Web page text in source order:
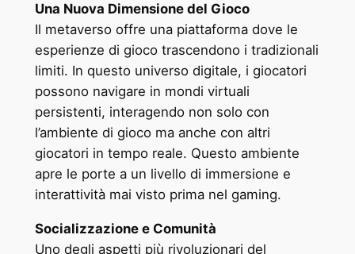
Una Nuova Dimensione del Gioco
Il metaverso offre una piattaforma dove le
esperienze di gioco trascendono i tradizionali
limiti. In questo universo digitale, i giocatori
possono navigare in mondi virtuali
persistenti, interagendo non solo con
l’ambiente di gioco ma anche con altri
giocatori in tempo reale. Questo ambiente
apre le porte a un livello di immersione e
interattività mai visto prima nel gaming.
Socializzazione e Comunità
Uno degli aspetti più rivoluzionari del